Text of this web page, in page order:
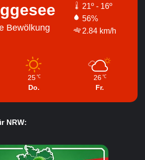
Bewölkung
21º - 16º
56%
2.84 km/h
25 ℃
Do.
26 ℃
Fr.
NRW: